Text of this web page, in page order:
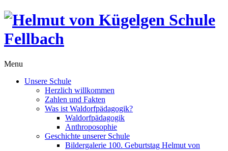
Menu
Unsere Schule
Herzlich willkommen
Zahlen und Fakten
Was ist Waldorfpädagogik?
Waldorfpädagogik
Anthroposophie
Geschichte unserer Schule
Bildergalerie 100. Geburtstag Helmut von